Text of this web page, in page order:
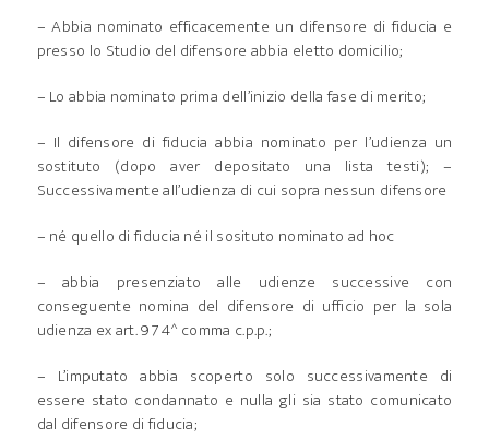
– Abbia nominato efficacemente un difensore di fiducia e
presso lo Studio del difensore abbia eletto domicilio;
– Lo abbia nominato prima dell’inizio della fase di merito;
– Il difensore di fiducia abbia nominato per l’udienza un
sostituto (dopo aver depositato una lista testi); –
Successivamente all’udienza di cui sopra nessun difensore
– né quello di fiducia né il sosituto nominato ad hoc
– abbia presenziato alle udienze successive con
conseguente nomina del difensore di ufficio per la sola
udienza ex art. 97 4^ comma c.p.p.;
– L’imputato abbia scoperto solo successivamente di
essere stato condannato e nulla gli sia stato comunicato
dal difensore di fiducia;